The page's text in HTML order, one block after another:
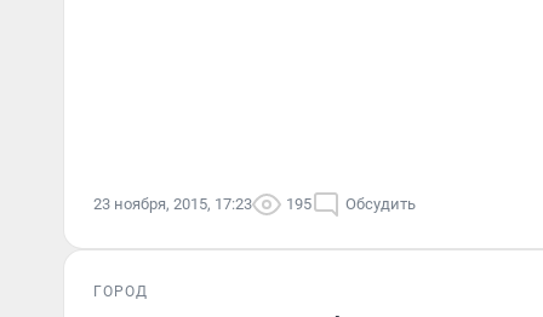
23 ноября, 2015, 17:23 195 Обсудить
ГОРОД